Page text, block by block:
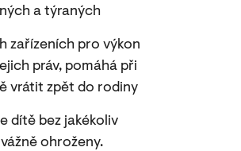
a týraných
zařízeních pro výkon
práv, pomáhá při
vrátit zpět do rodiny
dítě bez jakékoliv
ohroženy.